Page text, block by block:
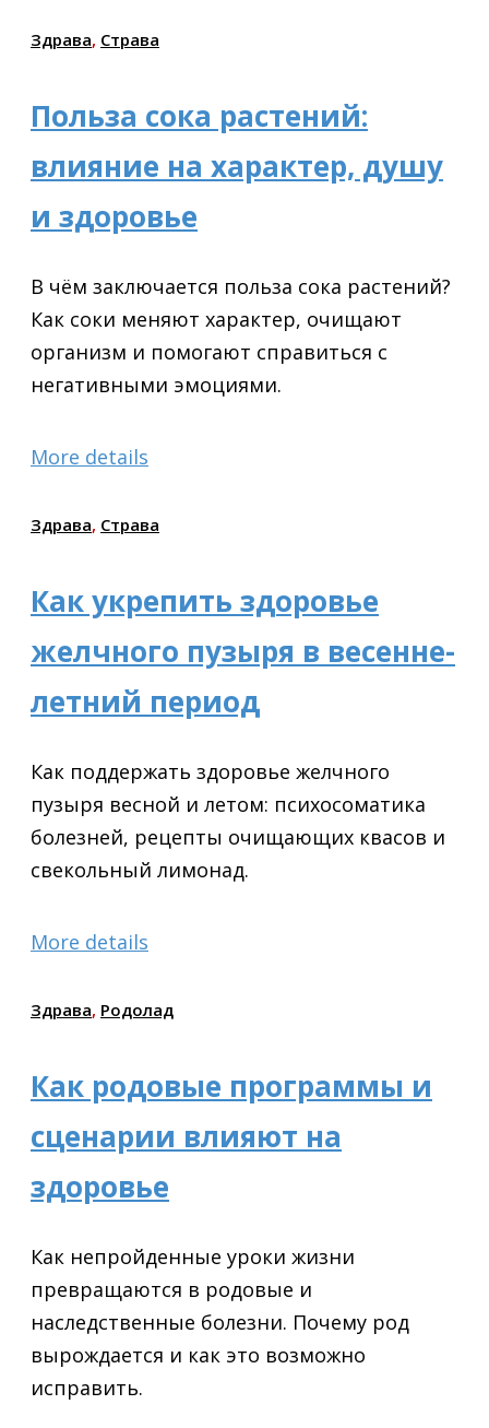
Здрава, Страва
Польза сока растений:
влияние на характер, душу
и здоровье
В чём заключается польза сока растений?
Как соки меняют характер, очищают
организм и помогают справиться с
негативными эмоциями.
More details
Здрава, Страва
Как укрепить здоровье
желчного пузыря в весенне-
летний период
Как поддержать здоровье желчного
пузыря весной и летом: психосоматика
болезней, рецепты очищающих квасов и
свекольный лимонад.
More details
Здрава, Родолад
Как родовые программы и
сценарии влияют на
здоровье
Как непройденные уроки жизни
превращаются в родовые и
наследственные болезни. Почему род
вырождается и как это возможно
исправить.